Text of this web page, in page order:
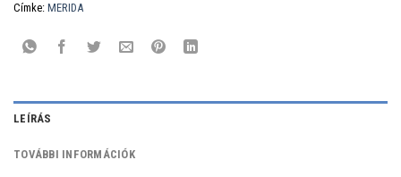
Címke: MERIDA
LEÍRÁS
TOVÁBBI INFORMÁCIÓK